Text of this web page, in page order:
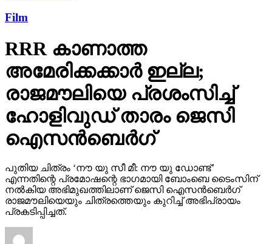
Film
RRR കാണാത്ത
അമേരിക്കക്കാര്‍ ഇല്ല;
രാജമൗലിയെ പ്രശംസിച്ച്
ഹോളിവുഡ് താരം ജെസി
ഐസന്‍ബെര്‍ഗ്
പുതിയ ചിത്രം ‘നൗ യു സീ മീ: നൗ യു ഡോണ്ട്’
എന്നതിന്റെ പ്രമോഷന്റെ ഭാഗമായി ബോംബെ ടൈംസിന്
നല്‍കിയ അഭിമുഖത്തിലാണ് ജെസി ഐസന്‍ബെര്‍ഗ്
രാജമൗലിയെയും ചിത്രത്തെയും കുറിച്ച് അഭിപ്രായം
പ്രകടിപ്പിച്ചത്.